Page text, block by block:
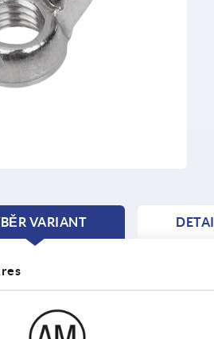
VARIANT
CURRENT
CURRENT